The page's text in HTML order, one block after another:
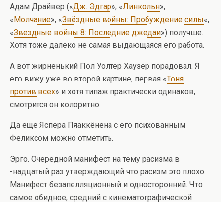
Адам Драйвер («Дж. Эдгар», «Линкольн»,
«Молчание», «Звёздные войны: Пробуждение силы«,
«Звездные войны 8: Последние джедаи») получше.
Хотя тоже далеко не самая выдающаяся его работа.
А вот жирненький Пол Уолтер Хаузер порадовал. Я
его вижу уже во второй картине, первая «Тоня
против всех» и хотя типаж практически одинаков,
смотрится он колоритно.
Да еще Яспера Пяаккёнена с его психованным
Феликсом можно отметить.
Эрго. Очередной манифест на тему расизма в
-надцатый раз утверждающий что расизм это плохо.
Манифест безапелляционный и односторонний. Что
самое обидное, средний с кинематографической